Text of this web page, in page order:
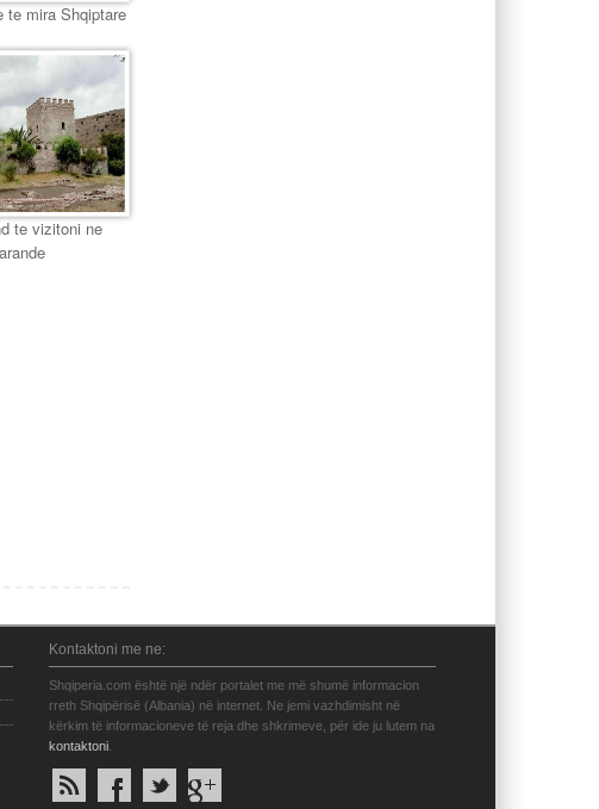
te mira Shqiptare
te vizitoni ne
Kontaktoni me ne:
Shqiperia.com është një ndër portalet me më shumë informacion
rreth Shqipërisë (Albania) në internet. Ne jemi vazhdimisht në
kërkim të informacioneve të reja dhe shkrimeve, për ide ju lutem na
kontaktoni